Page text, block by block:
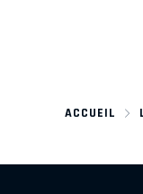
ACCUEIL